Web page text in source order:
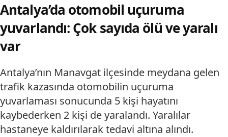
Antalya’da otomobil uçuruma
yuvarlandı: Çok sayıda ölü ve yaralı
var
Antalya’nın Manavgat ilçesinde meydana gelen
trafik kazasında otomobilin uçuruma
yuvarlaması sonucunda 5 kişi hayatını
kaybederken 2 kişi de yaralandı. Yaralılar
hastaneye kaldırılarak tedavi altına alındı.